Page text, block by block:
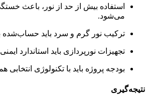
استفاده بیش از حد از نور، باعث
می‌شود.
ترکیب نور گرم و سرد باید حساب‌شده
تجهیزات نورپردازی باید استاندارد
بودجه پروژه باید با تکنولوژی انتخابی
نتیجه‌گیری